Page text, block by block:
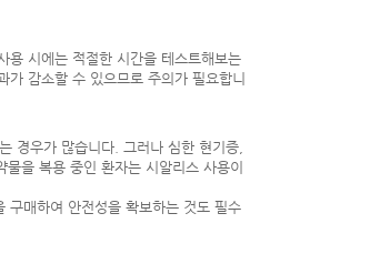
시에는 적절한 시간을 테스트해보는
감소할 수 있으므로 주의가 필요합니
경우가 많습니다. 그러나 심한 현기증,
을 복용 중인 환자는 시알리스 사용이
구매하여 안전성을 확보하는 것도 필수